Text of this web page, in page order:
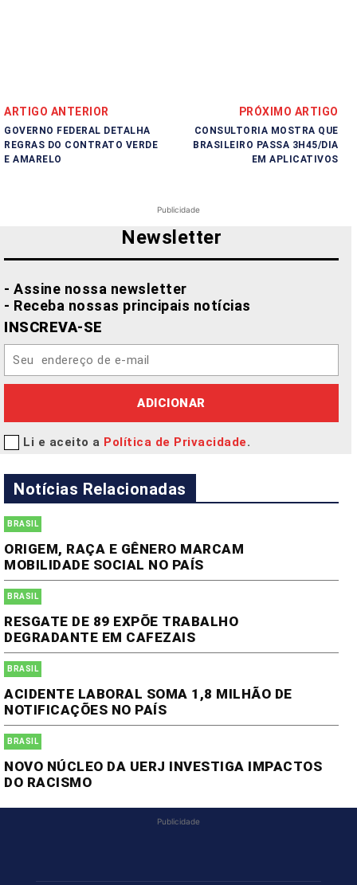
ARTIGO ANTERIOR
GOVERNO FEDERAL DETALHA
REGRAS DO CONTRATO VERDE
E AMARELO
PRÓXIMO ARTIGO
CONSULTORIA MOSTRA QUE
BRASILEIRO PASSA 3H45/DIA
EM APLICATIVOS
Publicidade
Newsletter
- Assine nossa newsletter
- Receba nossas principais notícias
INSCREVA-SE
ADICIONAR
Li e aceito a Política de Privacidade.
Notícias Relacionadas
BRASIL
ORIGEM, RAÇA E GÊNERO MARCAM
MOBILIDADE SOCIAL NO PAÍS
BRASIL
RESGATE DE 89 EXPÕE TRABALHO
DEGRADANTE EM CAFEZAIS
BRASIL
ACIDENTE LABORAL SOMA 1,8 MILHÃO DE
NOTIFICAÇÕES NO PAÍS
BRASIL
NOVO NÚCLEO DA UERJ INVESTIGA IMPACTOS
DO RACISMO
Publicidade